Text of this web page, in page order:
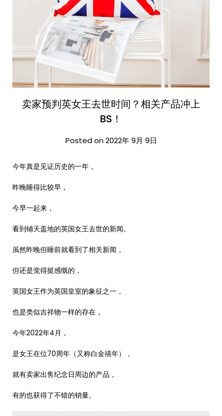
卖家预判英女王去世时间？相关产品冲上
BS！
Posted on 2022年 9月 9日
今年真是见证历史的一年，
昨晚睡得比较早，
今早一起来，
看到铺天盖地的英国女王去世的新闻。
虽然昨晚但睡前就看到了相关新闻，
但还是觉得挺感慨的，
英国女王作为英国皇室的象征之一，
也是类似吉祥物一样的存在，
今年2022年4月，
是女王在位70周年（又称白金禧年），
就有卖家出售纪念日周边的产品，
有的也获得了不错的销量。